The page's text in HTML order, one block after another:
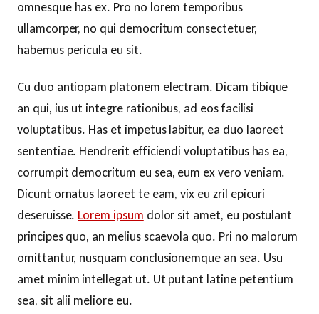
omnesque has ex. Pro no lorem temporibus
ullamcorper, no qui democritum consectetuer,
habemus pericula eu sit.
Cu duo antiopam platonem electram. Dicam tibique
an qui, ius ut integre rationibus, ad eos facilisi
voluptatibus. Has et impetus labitur, ea duo laoreet
sententiae. Hendrerit efficiendi voluptatibus has ea,
corrumpit democritum eu sea, eum ex vero veniam.
Dicunt ornatus laoreet te eam, vix eu zril epicuri
deseruisse. Lorem ipsum dolor sit amet, eu postulant
principes quo, an melius scaevola quo. Pri no malorum
omittantur, nusquam conclusionemque an sea. Usu
amet minim intellegat ut. Ut putant latine petentium
sea, sit alii meliore eu.